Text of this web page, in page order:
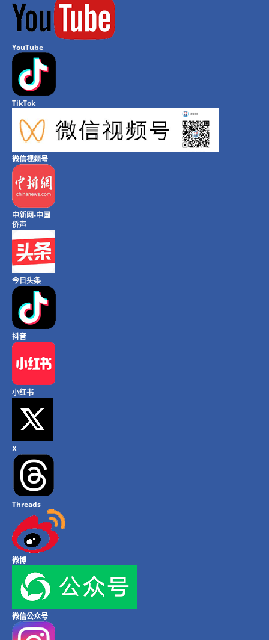
YouTube
TikTok
微信视频号
中新网-中国
侨声
今日头条
抖音
小红书
X
Threads
微博
微信公众号